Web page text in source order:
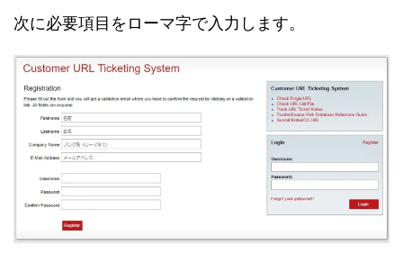
次に必要項目をローマ字で入力します。